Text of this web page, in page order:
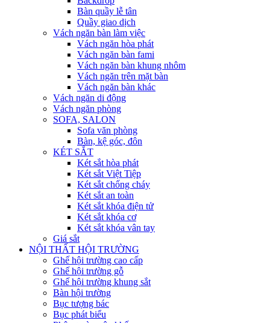
Bàn quầy lễ tân
Quầy giao dịch
Vách ngăn bàn làm việc
Vách ngăn hòa phát
Vách ngăn bàn fami
Vách ngăn bàn khung nhôm
Vách ngăn trên mặt bàn
Vách ngăn bàn khác
Vách ngăn di động
Vách ngăn phòng
SOFA, SALON
Sofa văn phòng
Bàn, kệ góc, đôn
KÉT SẮT
Két sắt hòa phát
Két sắt Việt Tiệp
Két sắt chống cháy
Két sắt an toàn
Két sắt khóa điện tử
Két sắt khóa cơ
Két sắt khóa vân tay
Giá sắt
NỘI THẤT HỘI TRƯỜNG
Ghế hội trường cao cấp
Ghế hội trường gỗ
Ghế hội trường khung sắt
Bàn hội trường
Bục tượng bác
Bục phát biểu